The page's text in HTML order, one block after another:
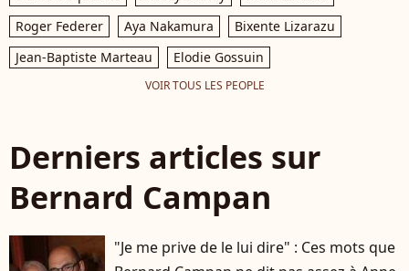
Roger Federer
Aya Nakamura
Bixente Lizarazu
Jean-Baptiste Marteau
Elodie Gossuin
VOIR TOUS LES PEOPLE
Derniers articles sur
Bernard Campan
"Je me prive de le lui dire" : Ces mots que